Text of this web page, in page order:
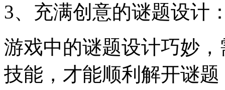
3、充满创意的谜题设计
游戏中的谜题设计巧妙
技能，才能顺利解开谜